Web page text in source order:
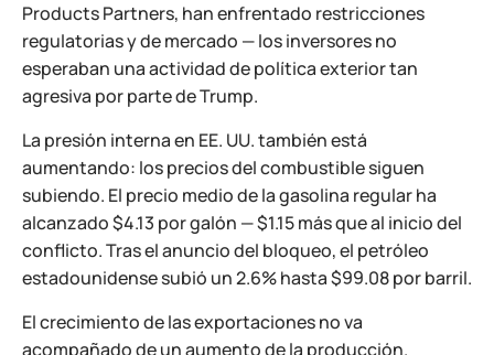
Products Partners, han enfrentado restricciones
regulatorias y de mercado — los inversores no
esperaban una actividad de política exterior tan
agresiva por parte de Trump.
La presión interna en EE. UU. también está
aumentando: los precios del combustible siguen
subiendo. El precio medio de la gasolina regular ha
alcanzado $4.13 por galón — $1.15 más que al inicio del
conflicto. Tras el anuncio del bloqueo, el petróleo
estadounidense subió un 2.6% hasta $99.08 por barril.
El crecimiento de las exportaciones no va
acompañado de un aumento de la producción.